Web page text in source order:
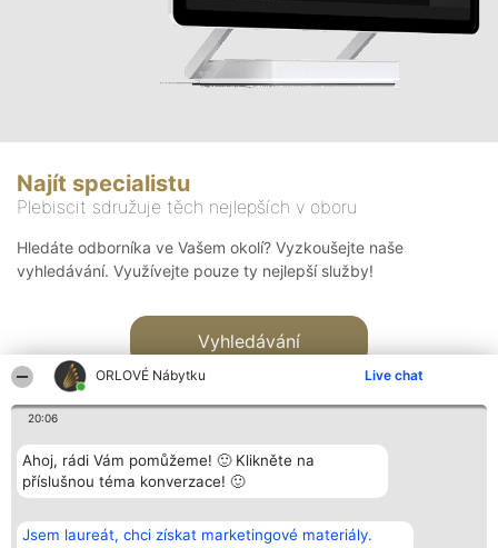
ORLOVÉ Nábytku Live chat
20:06
Ahoj, rádi Vám pomůžeme! 🙂 Klikněte na
příslušnou téma konverzace! 🙂
Jsem laureát, chci získat marketingové materiály.
Najít specialistu
Plebiscit sdružuje těch nejlepších v oboru
Hledáte odborníka ve Vašem okolí? Vyzkoušejte naše
vyhledávání. Využívejte pouze ty nejlepší služby!
Vyhledávání
Bright Side Solutions sp. z o.
o. sp. k.
Vítězové
Seznam všech
Kontakt